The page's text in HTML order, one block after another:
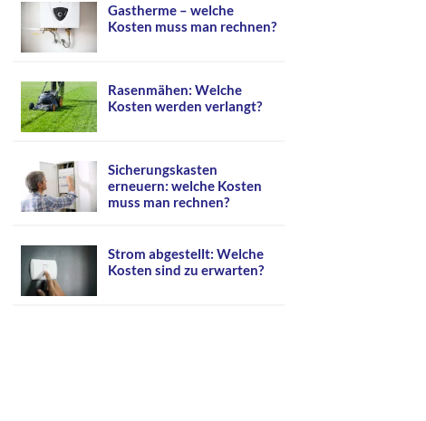
Gastherme – welche
Kosten muss man rechnen?
Rasenmähen: Welche
Kosten werden verlangt?
Sicherungskasten
erneuern: welche Kosten
muss man rechnen?
Strom abgestellt: Welche
Kosten sind zu erwarten?